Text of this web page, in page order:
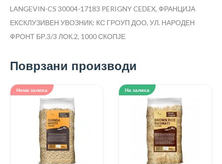
LANGEVIN-CS 30004-17183 PERIGNY CEDEX, ФРАНЦИЈА
ЕКСКЛУЗИВЕН УВОЗНИК: КС ГРОУП ДОО, УЛ. НАРОДЕН
ФРОНТ БР.3/3 ЛОК.2, 1000 СКОПЈЕ
Поврзани производи
Нема залиха На залиха